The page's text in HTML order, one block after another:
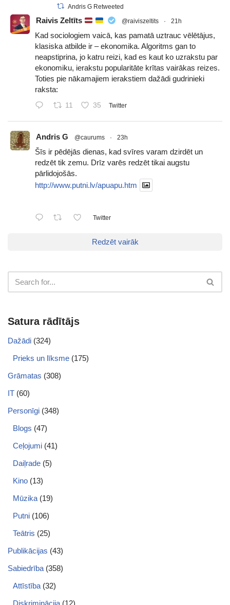
Andris G Retweeted
Raivis Zeltīts @raiviszeltits · 21h
Kad sociologiem vaicā, kas pamatā uztrauc vēlētājus,
klasiska atbilde ir – ekonomika. Algoritms gan to
neapstiprina, jo katru reizi, kad es kaut ko uzrakstu par
ekonomiku, ierakstu popularitāte krītas vairākas reizes.
Toties pie nākamajiem ierakstiem dažādi gudrinieki
raksta:
11 35 Twitter
Andris G @caurums · 23h
Šīs ir pēdējās dienas, kad svīres varam dzirdēt un
redzēt tik zemu. Drīz varēs redzēt tikai augstu
pārlidojošās.
http://www.putni.lv/apuapu.htm
Twitter
Redzēt vairāk
Satura rādītājs
Dažādi (324)
Prieks un līksme (175)
Grāmatas (308)
IT (60)
Personīgi (348)
Blogs (47)
Ceļojumi (41)
Daiļrade (5)
Kino (13)
Mūzika (19)
Putni (106)
Teātris (25)
Publikācijas (43)
Sabiedrība (358)
Attīstība (32)